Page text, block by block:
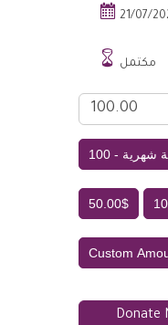
 21/07/
 مكتمل
شهرية
50.00$
Custom
Donate